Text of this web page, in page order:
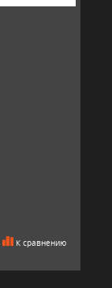
К сравнению